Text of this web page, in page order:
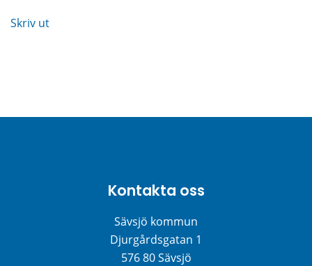
Skriv ut
Kontakta oss
Sävsjö kommun
Djurgårdsgatan 1
576 80 Sävsjö